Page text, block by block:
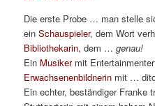
Die erste Probe … man stelle
einSchauspieler, dem Wort
Bibliothekarin, dem …genau!
Ein Musikermit
Erwachsenenbildnerin mit …
Ein echter, beständiger